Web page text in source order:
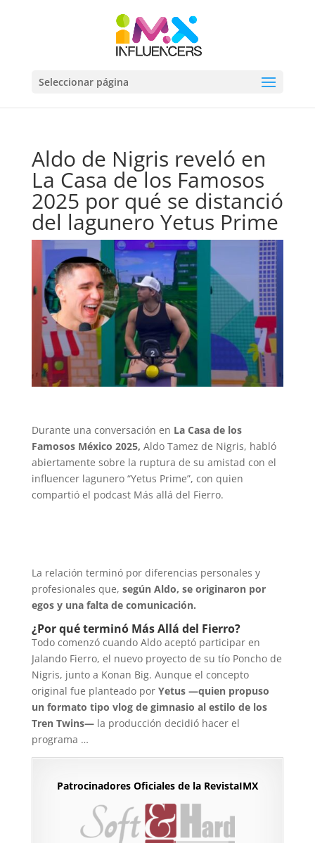
Seleccionar página
Aldo de Nigris reveló en
La Casa de los Famosos
2025 por qué se distanció
del lagunero Yetus Prime
Durante una conversación en La Casa de los
Famosos México 2025, Aldo Tamez de Nigris, habló
abiertamente sobre la ruptura de su amistad con el
influencer lagunero “Yetus Prime”, con quien
compartió el podcast Más allá del Fierro.
La relación terminó por diferencias personales y
profesionales que, según Aldo, se originaron por
egos y una falta de comunicación.
¿Por qué terminó Más Allá del Fierro?
Todo comenzó cuando Aldo aceptó participar en
Jalando Fierro, el nuevo proyecto de su tío Poncho de
Nigris, junto a Konan Big. Aunque el concepto
original fue planteado por Yetus —quien propuso
un formato tipo vlog de gimnasio al estilo de los
Tren Twins— la producción decidió hacer el
programa …
Patrocinadores Oficiales de la RevistaIMX